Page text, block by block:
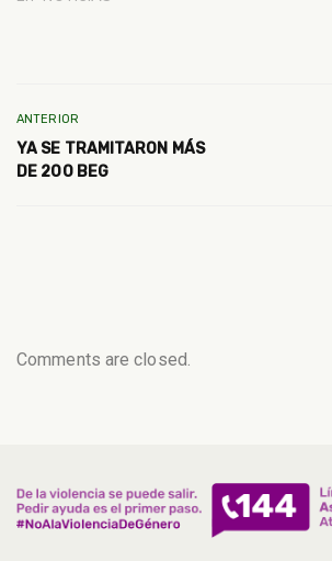
ANTERIOR
YA SE TRAMITARON MÁS
DE 200 BEG
Comments are closed.